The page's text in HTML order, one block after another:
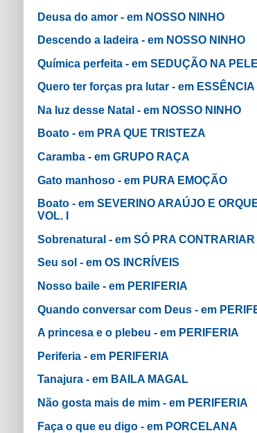
Deusa do amor - em NOSSO NINHO
Descendo a ladeira - em NOSSO NINHO
Química perfeita - em SEDUÇÃO NA PELE
Quero ter forças pra lutar - em ESSÊNCIA
Na luz desse Natal - em NOSSO NINHO
Boato - em PRA QUE TRISTEZA
Caramba - em GRUPO RAÇA
Gato manhoso - em PURA EMOÇÃO
Boato - em SEVERINO ARAÚJO E
VOL. I
Sobrenatural - em SÓ PRA CONTRARIAR
Seu sol - em OS INCRÍVEIS
Nosso baile - em PERIFERIA
Quando conversar com Deus - em
A princesa e o plebeu - em PERIFERIA
Periferia - em PERIFERIA
Tanajura - em BAILA MAGAL
Não gosta mais de mim - em PERIFERIA
Faça o que eu digo - em PORCELANA